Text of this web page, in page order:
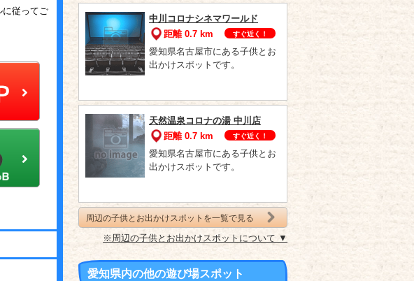
に従ってご
中川コロナシネマワールド
距離 0.7 km
すぐ近く！
愛知県名古屋市にある子供とお
出かけスポットです。
天然温泉コロナの湯 中川店
距離 0.7 km
すぐ近く！
愛知県名古屋市にある子供とお
出かけスポットです。
周辺の子供とお出かけスポットを一覧で見る
※周辺の子供とお出かけスポットについて ▼
愛知県内の他の遊び場スポット